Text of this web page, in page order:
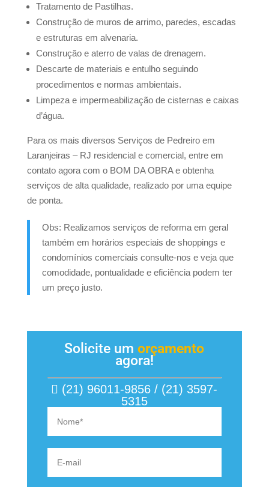
Tratamento de Pastilhas.
Construção de muros de arrimo, paredes, escadas
e estruturas em alvenaria.
Construção e aterro de valas de drenagem.
Descarte de materiais e entulho seguindo
procedimentos e normas ambientais.
Limpeza e impermeabilização de cisternas e caixas
d’água.
Para os mais diversos Serviços de Pedreiro em
Laranjeiras – RJ residencial e comercial, entre em
contato agora com o BOM DA OBRA e obtenha
serviços de alta qualidade, realizado por uma equipe
de ponta.
Obs: Realizamos serviços de reforma em geral
também em horários especiais de shoppings e
condomínios comerciais consulte-nos e veja que
comodidade, pontualidade e eficiência podem ter
um preço justo.
Solicite umorçamento
agora!
(21) 96011-9856 / (21) 3597-
5315